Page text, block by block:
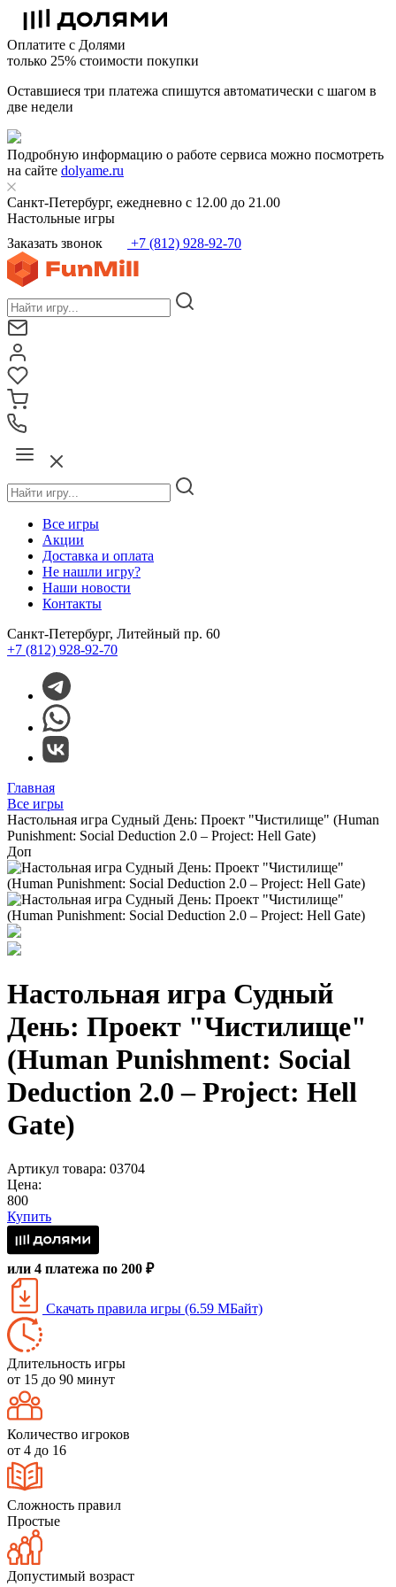
Оплатите с Долями
только 25% стоимости покупки
Оставшиеся три платежа спишутся автоматически с шагом в
две недели
Подробную информацию о работе сервиса можно посмотреть
на сайте dolyame.ru
Санкт-Петербург, ежедневно с 12.00 до 21.00
Настольные игры
Заказать звонок
+7 (812) 928-92-70
Все игры
Акции
Доставка и оплата
Не нашли игру?
Наши новости
Контакты
Санкт-Петербург, Литейный пр. 60
+7 (812) 928-92-70
Главная
Все игры
Настольная игра Судный День: Проект "Чистилище" (Human
Punishment: Social Deduction 2.0 – Project: Hell Gate)
Доп
Настольная игра Судный
День: Проект "Чистилище"
(Human Punishment: Social
Deduction 2.0 – Project: Hell
Gate)
Артикул товара: 03704
Цена:
800
Купить
или 4 платежа по 200 ₽
Скачать правила игры (6.59 МБайт)
Длительность игры
от 15 до 90 минут
Количество игроков
от 4 до 16
Сложность правил
Простые
Допустимый возраст